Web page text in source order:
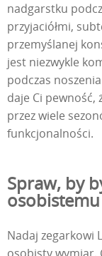
nadgarstku
przyjaciółmi,
przemyślanej
jest niezwykle
podczas
daje Ci pewność,
przez wiele
funkcjonalności.
Spraw, by
Nadaj zegarkowi